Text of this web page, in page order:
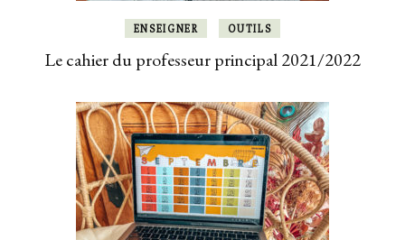
ENSEIGNER OUTILS
Le cahier du professeur principal 2021/2022